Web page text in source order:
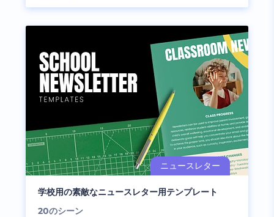
学校用の素敵なニュースレター用テンプレート
20のシーン